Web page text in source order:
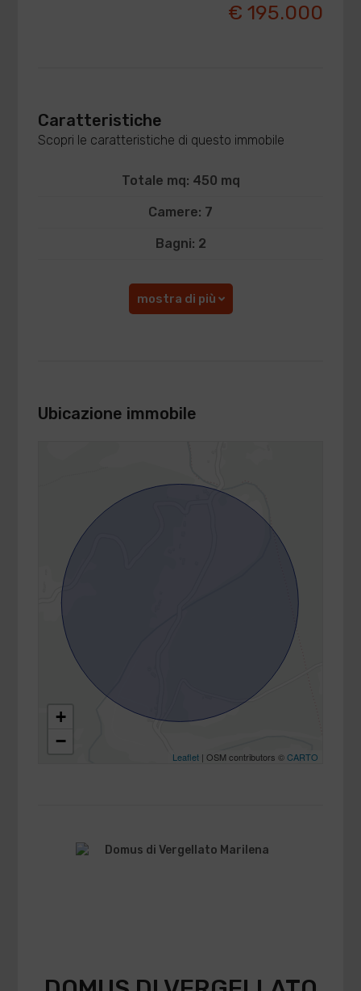
€ 195.000
Caratteristiche
Scopri le caratteristiche di questo immobile
Totale mq: 450 mq
Camere: 7
Bagni: 2
mostra di più
Ubicazione immobile
+
−
Leaflet| OSM contributors ©CARTO